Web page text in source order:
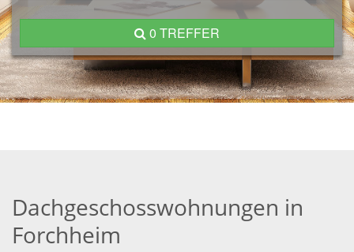
0 TREFFER
Dachgeschosswohnungen in
Forchheim